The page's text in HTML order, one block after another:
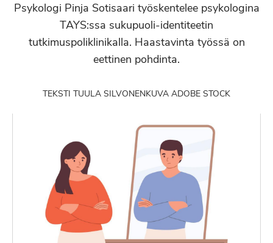
Psykologi Pinja Sotisaari työskentelee psykologina
TAYS:ssa sukupuoli-identiteetin
tutkimuspoliklinikalla. Haastavinta työssä on
eettinen pohdinta.
TEKSTI TUULA SILVONENKUVA ADOBE STOCK